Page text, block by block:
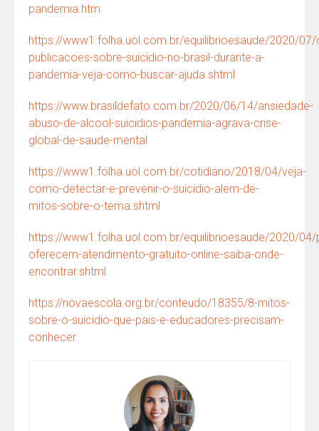
pandemia.htm
https://www1.folha.uol.com.br/equilibrioesaude/2020/
publicacoes-sobre-suicidio-no-brasil-durante-a-
pandemia-veja-como-buscar-ajuda.shtml
https://www.brasildefato.com.br/2020/06/14/ansiedade-
abuso-de-alcool-suicidios-pandemia-agrava-crise-
global-de-saude-mental
https://www1.folha.uol.com.br/cotidiano/2018/04/veja-
como-detectar-e-prevenir-o-suicidio-alem-de-
mitos-sobre-o-tema.shtml
https://www1.folha.uol.com.br/equilibrioesaude/2020/04/
oferecem-atendimento-gratuito-online-saiba-onde-
encontrar.shtml
https://novaescola.org.br/conteudo/18355/8-mitos-
sobre-o-suicidio-que-pais-e-educadores-precisam-
conhecer